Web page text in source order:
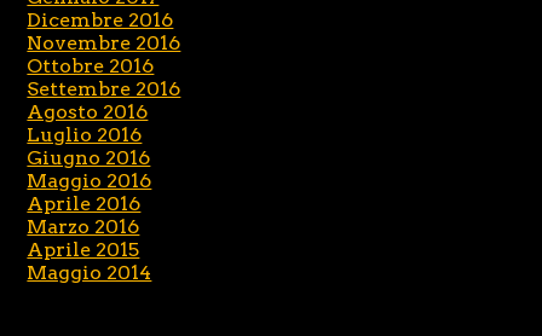
Dicembre 2016
Novembre 2016
Ottobre 2016
Settembre 2016
Agosto 2016
Luglio 2016
Giugno 2016
Maggio 2016
Aprile 2016
Marzo 2016
Aprile 2015
Maggio 2014